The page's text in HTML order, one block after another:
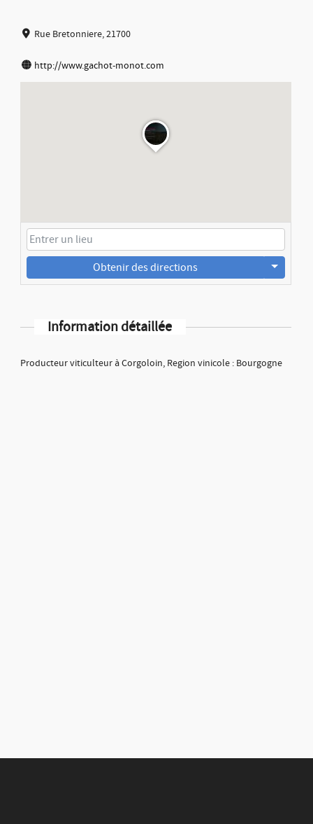
Rue Bretonniere, 21700
http://www.gachot-monot.com
Obtenir des directions
Information détaillée
Producteur viticulteur à Corgoloin, Region vinicole : Bourgogne